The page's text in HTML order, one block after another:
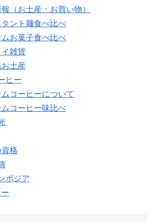
（お土産・お買い物）
タント麺食べ比べ
お菓子食べ比べ
イ雑貨
土産
ヒー
コーヒーについて
コーヒー味比べ
格
ボジア